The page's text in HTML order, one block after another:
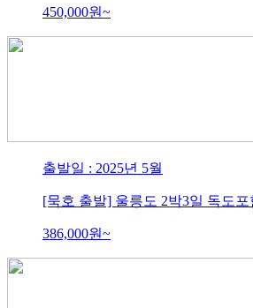
450,000원~
출발일 : 2025년 5월
[묵호 출발] 울릉도 2박3일 독도포
386,000원~